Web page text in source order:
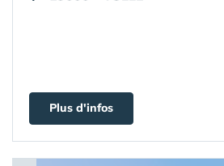
Plus d'infos